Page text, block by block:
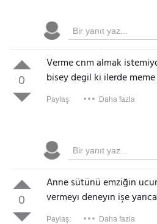
0
Verme cnm almak
bisey degil ki ilerde
Paylaş: Daha fazla
0
Anne sütünü emziğin
vermeyı deneyın işe
Paylaş: Daha fazla